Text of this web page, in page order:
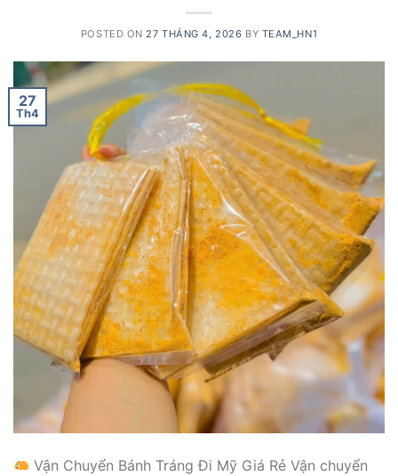
POSTED ON27 THÁNG 4, 2026 BY TEAM_HN1
27
Th4
Vận Chuyển Bánh Tráng Đi Mỹ Giá Rẻ Vận chuyển